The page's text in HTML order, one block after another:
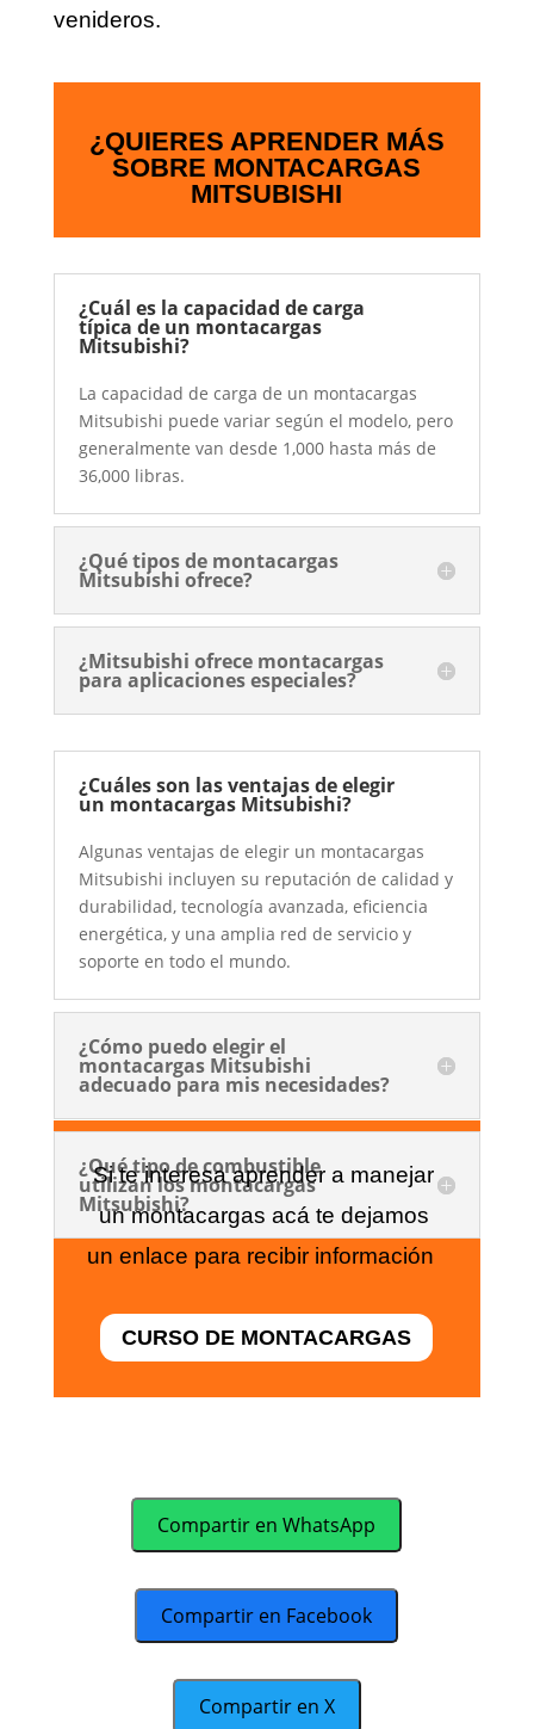
venideros.
¿QUIERES APRENDER MÁS
SOBRE MONTACARGAS
MITSUBISHI
¿Cuál es la capacidad de carga
típica de un montacargas
Mitsubishi?
La capacidad de carga de un montacargas
Mitsubishi puede variar según el modelo, pero
generalmente van desde 1,000 hasta más de
36,000 libras.
¿Qué tipos de montacargas
Mitsubishi ofrece?
¿Mitsubishi ofrece montacargas
para aplicaciones especiales?
¿Cuáles son las ventajas de elegir
un montacargas Mitsubishi?
Algunas ventajas de elegir un montacargas
Mitsubishi incluyen su reputación de calidad y
durabilidad, tecnología avanzada, eficiencia
energética, y una amplia red de servicio y
soporte en todo el mundo.
¿Cómo puedo elegir el
montacargas Mitsubishi
adecuado para mis necesidades?
¿Qué tipo de combustible
utilizan los montacargas
Mitsubishi?
Si te interesa aprender a manejar
un montacargas acá te dejamos
un enlace para recibir información
CURSO DE MONTACARGAS
Compartir en WhatsApp
Compartir en Facebook
Compartir en X